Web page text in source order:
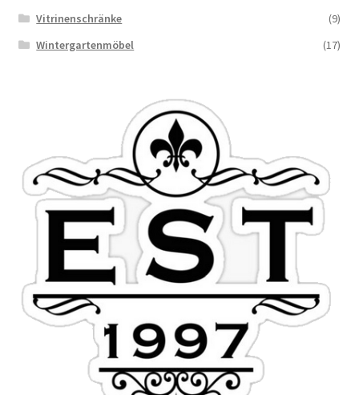
Vitrinenschränke
(9)
Wintergartenmöbel
(17)